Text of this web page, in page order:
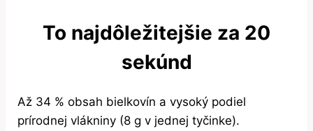
To najdôležitejšie za 20
sekúnd
Až 34 % obsah bielkovín a vysoký podiel
prírodnej vlákniny (8 g v jednej tyčinke).